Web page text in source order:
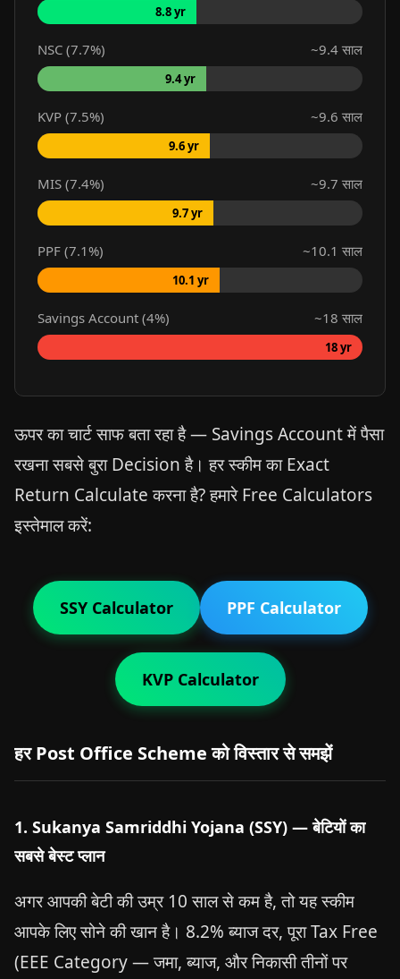
8.8 yr
NSC (7.7%) ~9.4 साल
9.4 yr
KVP (7.5%) ~9.6 साल
9.6 yr
MIS (7.4%) ~9.7 साल
9.7 yr
PPF (7.1%) ~10.1 साल
10.1 yr
Savings Account (4%) ~18 साल
18 yr
ऊपर का चार्ट साफ बता रहा है — Savings Account में पैसा
रखना सबसे बुरा Decision है। हर स्कीम का Exact
Return Calculate करना है? हमारे Free Calculators
इस्तेमाल करें:
SSY Calculator PPF Calculator
KVP Calculator
हर Post Office Scheme को विस्तार से समझें
1. Sukanya Samriddhi Yojana (SSY) — बेटियों का
सबसे बेस्ट प्लान
अगर आपकी बेटी की उम्र 10 साल से कम है, तो यह स्कीम
आपके लिए सोने की खान है। 8.2% ब्याज दर, पूरा Tax Free
(EEE Category — जमा, ब्याज, और निकासी तीनों पर